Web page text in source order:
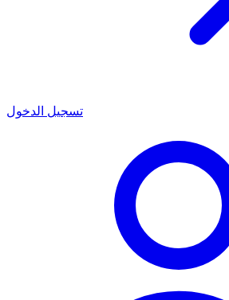
تسجيل الدخول